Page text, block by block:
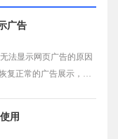
广告
法显示网页广告的原因
复正常的广告展示，优
用